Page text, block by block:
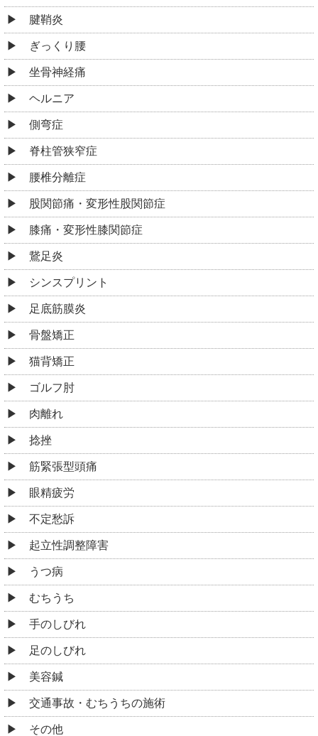
腱鞘炎
ぎっくり腰
坐骨神経痛
ヘルニア
側弯症
脊柱管狭窄症
腰椎分離症
股関節痛・変形性股関節症
膝痛・変形性膝関節症
鵞足炎
シンスプリント
足底筋膜炎
骨盤矯正
猫背矯正
ゴルフ肘
肉離れ
捻挫
筋緊張型頭痛
眼精疲労
不定愁訴
起立性調整障害
うつ病
むちうち
手のしびれ
足のしびれ
美容鍼
交通事故・むちうちの施術
その他